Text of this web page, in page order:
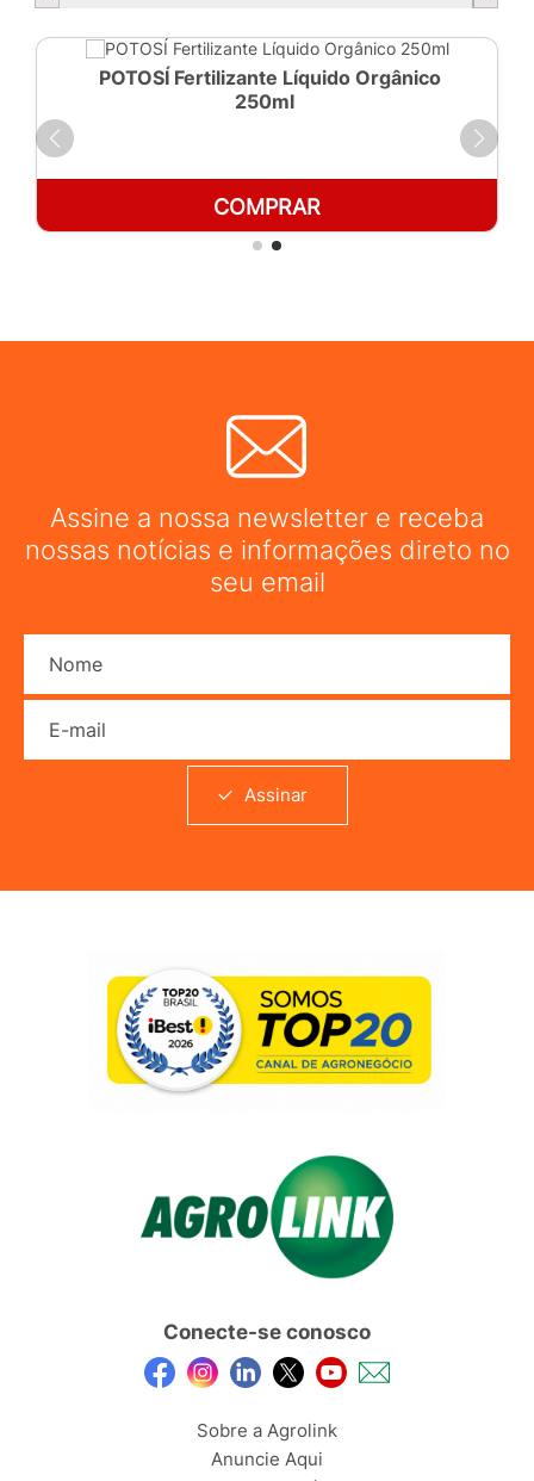
POTOSÍ Fertilizante Líquido Orgânico
250ml
COMPRAR
Assine a nossa newsletter e receba
nossas notícias e informações direto no
seu email
Assinar
Conecte-se conosco
Sobre a Agrolink
Anuncie Aqui